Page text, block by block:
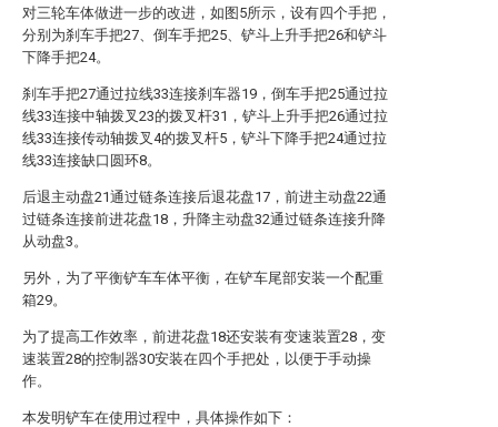
对三轮车体做进一步的改进，如图5所示，设有四个手把，
分别为刹车手把27、倒车手把25、铲斗上升手把26和铲斗
下降手把24。
刹车手把27通过拉线33连接刹车器19，倒车手把25通过拉
线33连接中轴拨叉23的拨叉杆31，铲斗上升手把26通过拉
线33连接传动轴拨叉4的拨叉杆5，铲斗下降手把24通过拉
线33连接缺口圆环8。
后退主动盘21通过链条连接后退花盘17，前进主动盘22通
过链条连接前进花盘18，升降主动盘32通过链条连接升降
从动盘3。
另外，为了平衡铲车车体平衡，在铲车尾部安装一个配重
箱29。
为了提高工作效率，前进花盘18还安装有变速装置28，变
速装置28的控制器30安装在四个手把处，以便于手动操
作。
本发明铲车在使用过程中，具体操作如下：